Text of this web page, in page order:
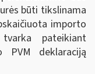
būti tikslinama
importo
pateikiant
PVM deklaraciją